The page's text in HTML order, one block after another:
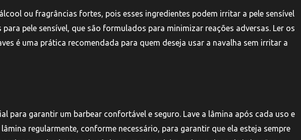
ou fragrâncias fortes, pois esses ingredientes podem irritar a pele sensível
pele sensível, que são formulados para minimizar reações adversas. Ler os
é uma prática recomendada para quem deseja usar a navalha sem irritar a
para garantir um barbear confortável e seguro. Lave a lâmina após cada uso e
regularmente, conforme necessário, para garantir que ela esteja sempre